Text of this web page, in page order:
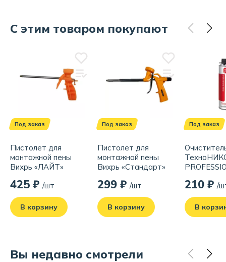
Родина бренда:Россия
Страна производства:
С этим товаром покупают
Под заказ
Пистолет для
монтажной пены
Вихрь «ЛАЙТ»
425 ₽ /шт
В корзину
Под заказ
Пистолет для
монтажной пены
Вихрь «Стандарт»
299 ₽ /шт
В корзину
Под заказ
210 ₽ /
В
Вы недавно смотрели